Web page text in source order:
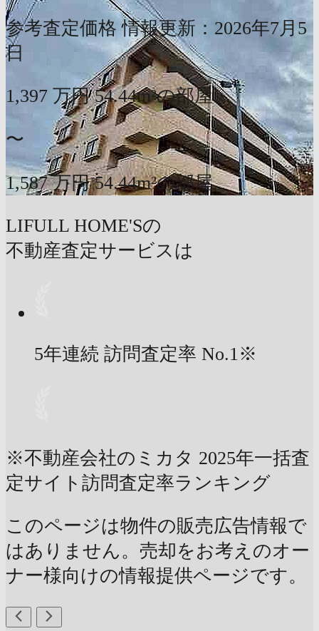
参考査定価格 情報更新：2026年7月5
日
1,397 万円 54.44m²の部屋
〜
1,587 万円 54.44m²の部屋
LIFULL HOME'Sの
不動産査定サービスは
5年連続 訪問査定率 No.1※
※不動産会社のミカタ 2025年一括査
定サイト訪問査定率ランキング
このページは物件の販売広告情報で
はありません。売却をお考えのオー
ナー様向けの情報提供ページです。